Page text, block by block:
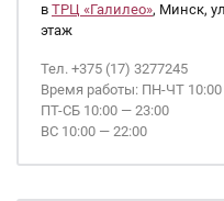
в ТРЦ «Галилео», Минск,
этаж
Тел. +375 (17) 3277245
Время работы: ПН-ЧТ
ПТ-СБ 10:00 — 23:00
ВС 10:00 — 22:00